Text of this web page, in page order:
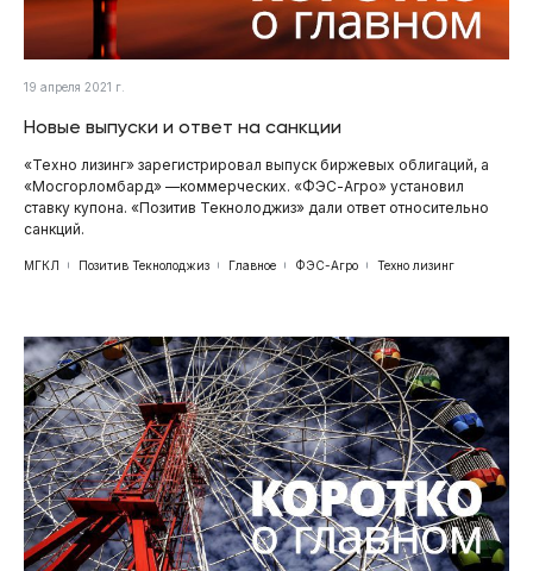
19 апреля 2021 г.
Новые выпуски и ответ на санкции
«Техно лизинг» зарегистрировал выпуск биржевых облигаций, а
«Мосгорломбард» —коммерческих. «ФЭС-Агро» установил
ставку купона. «Позитив Текнолоджиз» дали ответ относительно
санкций.
МГКЛ Позитив Текнолоджиз Главное ФЭС-Агро Техно лизинг